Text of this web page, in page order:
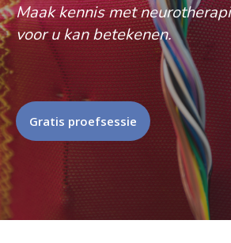
Maak kennis met
voor u kan betekenen.
Gratis proefsessie